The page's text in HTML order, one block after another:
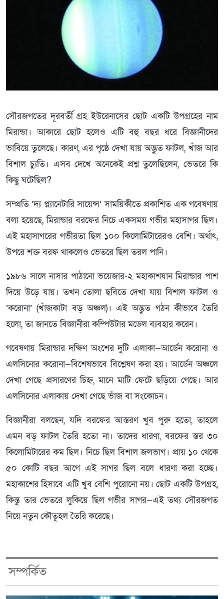
সৌরজগতের দূরবর্তী গ্রহ ইউরেনাসের ছোট একটি উপগ্রহের নাম
মিরান্ডা। আকারে ছোট হলেও এটি বহু বছর ধরে বিজ্ঞানীদের
ভাবিয়ে তুলেছে। কারণ, এর পৃষ্ঠে দেখা যায় অদ্ভুত ফাটল, খাঁজ আর
বিশাল চ্যুতি। এসব দেখে অনেকেই প্রশ্ন তুলেছিলেন, ভেতরে কি
কিছু ঘটেছিল?
সম্প্রতি ‘দ্য প্ল্যানেটারি সায়েন্স’ সাময়িকীতে প্রকাশিত এক গবেষণায়
বলা হয়েছে, মিরান্ডার বরফের নিচে একসময় গভীর মহাসাগর ছিল।
এই মহাসাগরের গভীরতা ছিল ১০০ কিলোমিটারেরও বেশি। অর্থাৎ,
উপরে শক্ত বরফ থাকলেও ভেতরে ছিল তরল পানি।
১৯৮৬ সালে নাসার পাঠানো ভয়েজার-২ মহাকাশযান মিরান্ডার পাশ
দিয়ে উড়ে যায়। তখন তোলা ছবিতে দেখা যায় বিশাল ফাটল ও
‘করোনা’ (খাঁজকাটা বড় অঞ্চল)। এই অদ্ভুত গঠন কীভাবে তৈরি
হলো, তা জানতে বিজ্ঞানীরা কম্পিউটার মডেল ব্যবহার করেন।
গবেষণায় মিরান্ডার দক্ষিণ অংশের দুটি এলাকা—আর্ডেন করোনা ও
এলসিনোর করোনা—বিশেষভাবে বিশ্লেষণ করা হয়। আর্ডেন অঞ্চলে
দেখা গেছে প্রসারণের চিহ্ন, মানে মাটি ফেটে ছড়িয়ে গেছে। আর
এলসিনোর এলাকায় দেখা গেছে ভাঁজ বা সংকোচন।
বিজ্ঞানীরা বলছেন, যদি বরফের আস্তরণ খুব পুরু হতো, তাহলে
এমন বড় ফাটল তৈরি হতো না। তাদের ধারণা, বরফের স্তর ৩০
কিলোমিটারের কম ছিল। নিচে ছিল বিশাল জলভাগ। প্রায় ১০ থেকে
৫০ কোটি বছর আগে এই সাগর ছিল বলে ধারণা করা হচ্ছে।
মহাকাশের হিসাবে এটি খুব বেশি পুরোনো নয়। ছোট একটি উপগ্রহ,
কিন্তু তার ভেতরে লুকিয়ে ছিল গভীর সাগর—এই তথ্য সৌরজগত
নিয়ে নতুন কৌতূহল তৈরি করেছে।
সম্পর্কিত